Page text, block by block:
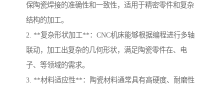
保陶瓷焊接的准确性和一致性，适用于精密零件和复杂
结构的加工。
2. **复杂形状加工**：CNC机床能够根据编程进行多轴
联动，加工出复杂的几何形状，满足陶瓷零件在、电
子、等领域的需求。
3. **材料适应性**：陶瓷材料通常具有高硬度、耐磨性